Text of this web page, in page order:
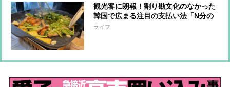
観光客に朗報！割り勘文化のなかった
韓国で広まる注目の支払い法「N分の
1（エヌブネイル）」とは？
ライフ